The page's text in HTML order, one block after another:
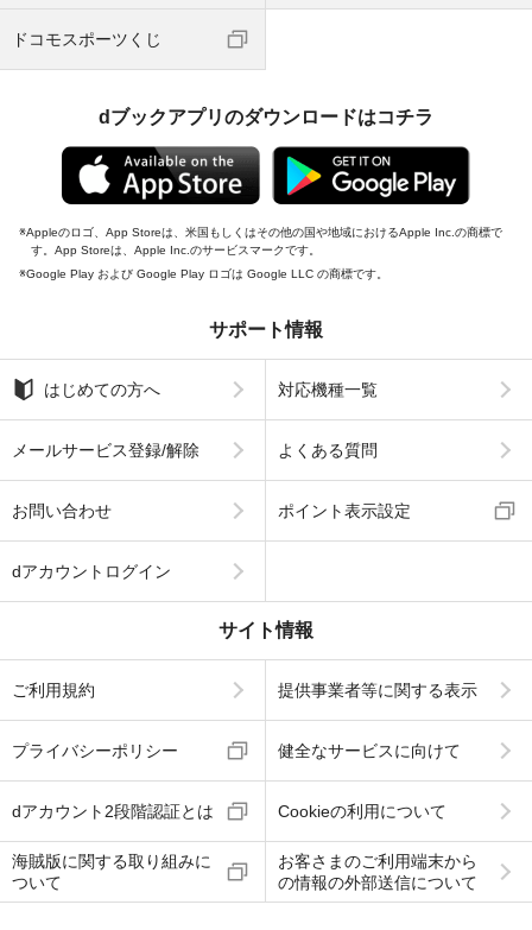
ドコモスポーツくじ
dブックアプリのダウンロードはコチラ
Appleのロゴ、App Storeは、米国もしくはその他の国や地域におけるApple Inc.の商標で
す。App Storeは、Apple Inc.のサービスマークです。
Google Play および Google Play ロゴは Google LLC の商標です。
サポート情報
はじめての方へ 対応機種一覧
メールサービス登録/解除 よくある質問
お問い合わせ ポイント表示設定
dアカウントログイン
サイト情報
ご利用規約 提供事業者等に関する表示
プライバシーポリシー 健全なサービスに向けて
dアカウント2段階認証とは Cookieの利用について
海賊版に関する取り組みに
ついて
お客さまのご利用端末から
の情報の外部送信について